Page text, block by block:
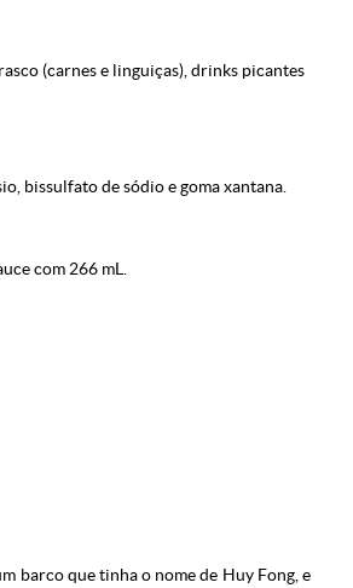
(carnes e linguiças), drinks picantes
bissulfato de sódio e goma xantana.
com 266 mL.
barco que tinha o nome de Huy Fong, e